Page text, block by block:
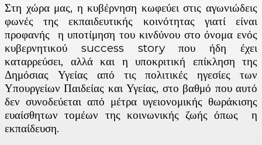
Στη χώρα μας, η κυβέρνηση κωφεύει στις αγωνιώδεις
φωνές της εκπαιδευτικής κοινότητας γιατί είναι
προφανής η υποτίμηση του κινδύνου στο όνομα ενός
κυβερνητικού success story που ήδη έχει
καταρρεύσει, αλλά και η υποκριτική επίκληση της
Δημόσιας Υγείας από τις πολιτικές ηγεσίες των
Υπουργείων Παιδείας και Υγείας, στο βαθμό που αυτό
δεν συνοδεύεται από μέτρα υγειονομικής θωράκισης
ευαίσθητων τομέων της κοινωνικής ζωής όπως η
εκπαίδευση.